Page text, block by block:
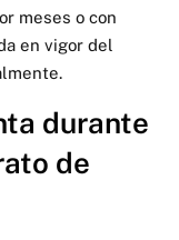
meses o con
en vigor del
durante
de